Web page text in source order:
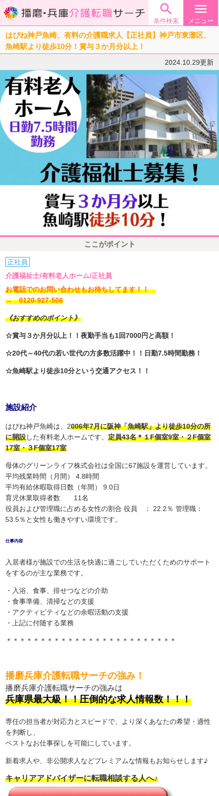

条件検索
menu
メニュー
はぴね神戸魚崎、有料の介護職求人【正社員】神戸市東灘区、
魚崎駅より徒歩10分！賞与３か月分以上！
2024.10.29更新
ここがポイント
正社員
介護福祉士/有料老人ホーム/正社員
お電話でのお問い合わせもお待ちしてます！！
→ 0120-927-506
《おすすめのポイント》
☆賞与３か月分以上！！夜勤手当も1回7000円と高額！
☆20代～40代の若い世代の方多数活躍中！！日勤7.5時間勤務！
☆魚崎駅より徒歩10分という交通アクセス！！
施設紹介
はぴね神戸魚崎は、2006年7月に阪神「魚崎駅」より徒歩10分の所
に開設した有料老人ホームです。定員43名＊１F個室9室・２F個室
17室・３F個室17室
母体のグリーンライフ株式会社は全国に67施設を運営しています。
平均残業時間（月間） 4.8時間
平均有給休暇取得日数（年間） 9.0日
育児休業取得者数 11名
役員および管理職に占める女性の割合 役員 ： 22.2％ 管理職：
53.5％と女性も働きやすい環境です。
仕事内容
入居者様が施設での生活を快適に過ごしていただくためのサポート
をするのが主な業務です。
・入浴、食事、排せつなどの介助
・食事準備、清掃などの支援
・アクティビティなどの余暇活動の支援
・上記に付随する業務
＊＊＊＊＊＊＊＊＊＊＊＊＊＊＊＊＊＊＊＊＊＊＊＊＊
播磨兵庫介護転職サーチの強み！
播磨兵庫介護転職サーチの強みは
兵庫県最大級！！圧倒的な求人情報数！！！
専任の担当者が対応力とスピードで、より深くあなたの希望・適性
を判断し、
ベストなお仕事探しを可能にしています。
新着求人や、非公開求人などプレミアムな情報もお知らせします♪
キャリアアドバイザーに転職相談する人へ♪